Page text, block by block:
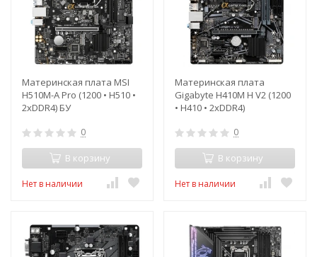
Материнская плата MSI
H510M-A Pro (1200 • H510 •
2xDDR4) БУ
0
В корзину
Нет в наличии
Материнская плата
Gigabyte H410M H V2 (1200
• H410 • 2xDDR4)
0
В корзину
Нет в наличии